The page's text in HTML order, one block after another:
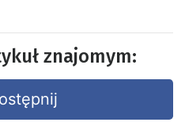
znajomym: